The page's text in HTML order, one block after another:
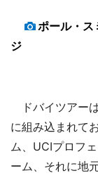
ポール・ス
ジ
ドバイツアー
に組み込まれて
ム、UCIプロフ
ーム、それに地